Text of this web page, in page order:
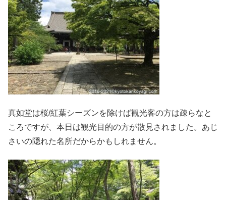
真如堂は桜/紅葉シーズンを除けば観光客の方は疎らなと
ころですが、本日は観光目的の方が散見されました。あじ
さいの隠れた名所だからかもしれません。